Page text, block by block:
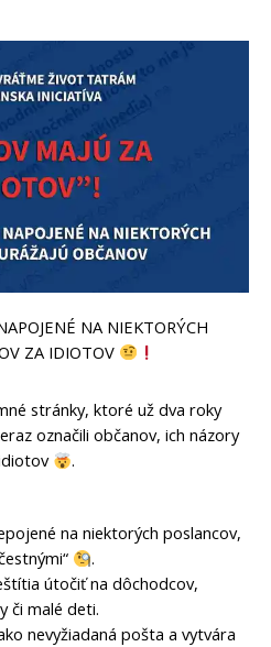
NA NIEKTORÝCH
ZA IDIOTOV
stránky, ktoré už dva roky
označili občanov, ich názory
.
na niektorých poslancov,
.
útočiť na dôchodcov,
či malé deti.
nevyžiadaná pošta a vytvára